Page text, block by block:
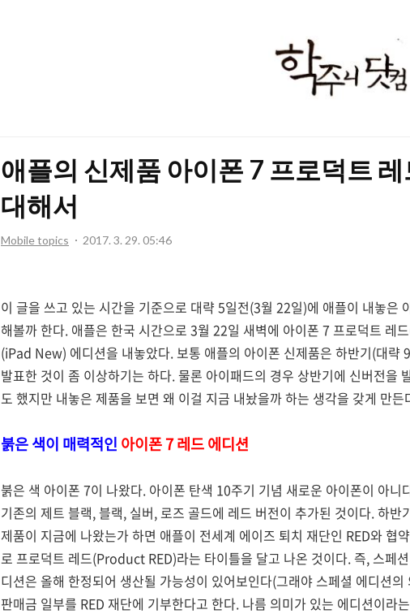
주
닷
컴
애플의 신제품 아이폰 7 프로덕트
대해서
Mobile topics 2017. 3. 29. 05:46
이 글을 쓰고 있는 시간을 기준으로 대략 5일전(3월 22일)에 애플이 내놓은
해볼까 한다. 애플은 한국 시간으로 3월 22일 새벽에 아이폰 7 프로덕트
(iPad New) 에디션을 내놓았다. 보통 애플의 아이폰 신제품은 하반기(대략
발표한 것이 좀 이상하기는 하다. 물론 아이패드의 경우 상반기에 신버전을
도 했지만 내놓은 제품을 보면 왜 이걸 지금 내놨을까 하는 생각을 갖게 만든
붉은 색이 매력적인 아이폰 7 레드 에디션
붉은 색 아이폰 7이 나왔다. 아이폰 탄색 10주기 기념 새로운 아이폰이 아
기존의 제트 블랙, 블랙, 실버, 로즈 골드에 레드 버전이 추가된 것이다. 하
제품이 지금에 나왔는가 하면 애플이 전세계 에이즈 퇴치 재단인 RED와 협
로 프로덕트 레드(Product RED)라는 타이틀을 달고 나온 것이다. 즉, 스페
디션은 올해 한정되어 생산될 가능성이 있어보인다(그래야 스페셜 에디션
판매금 일부를 RED 재단에 기부한다고 한다. 나름 의미가 있는 에디션이라